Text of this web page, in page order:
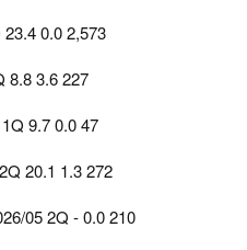
0.0 2,573
8.8 3.6 227
9.7 0.0 47
20.1 1.3 272
05 2Q - 0.0 210